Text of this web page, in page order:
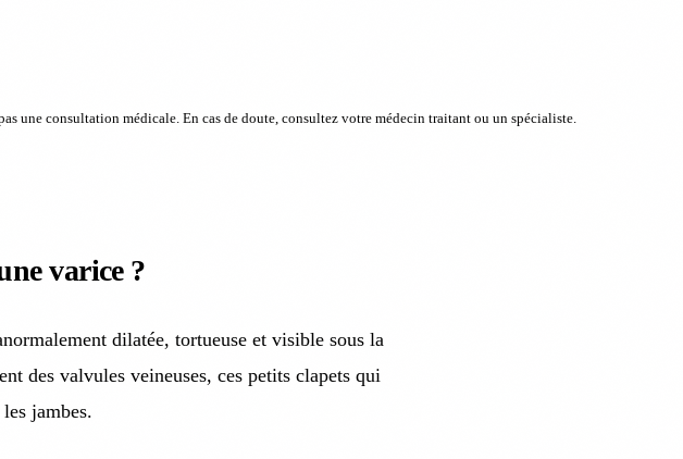
une consultation médicale. En cas de doute, consultez votre médecin traitant ou un spécialiste.
varice ?
dilatée, tortueuse et visible sous la
des valvules veineuses, ces petits clapets qui
jambes.